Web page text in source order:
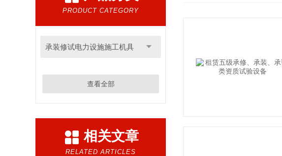
PRODUCT CATEGORY
承装修试电力设施施工机具
查看全部
相关文章
RELATED ARTICLES